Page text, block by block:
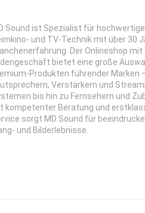
Sound ist Spezialist für hochwertige
und TV-Technik mit über 30
Der Onlineshop mit
bietet eine große
Produkten führender Marken
Verstärkern und
bis hin zu Fernsehern und
kompetenter Beratung und
sorgt MD Sound für
und Bilderlebnisse.